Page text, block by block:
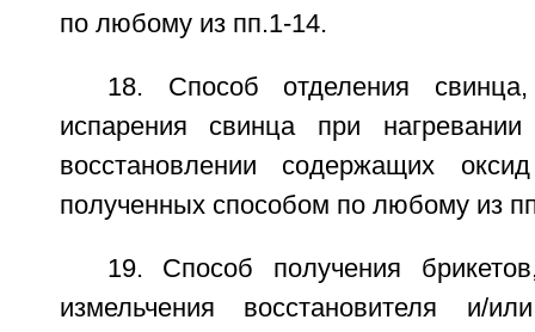
по любому из пп.1-14.
18. Способ отделения
испарения свинца при
восстановлении содержащих
полученных способом по любому из
19. Способ получения
измельчения восстановителя и/